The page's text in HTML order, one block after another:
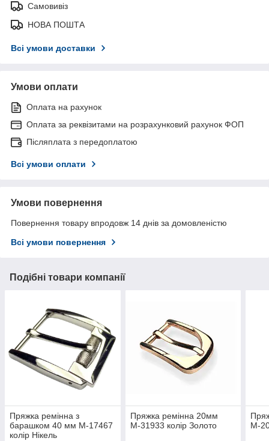
Самовивіз
НОВА ПОШТА
Всі умови доставки
Умови оплати
Оплата на рахунок
Оплата за реквізитами на розрахунковий рахунок ФОП
Післяплата з передоплатою
Всі умови оплати
Умови повернення
Повернення товару впродовж 14 днів за домовленістю
Всі умови повернення
Подібні товари компанії
Пряжка ремінна з
барашком 40 мм М-17467
колір Нікель
Пряжка ремінна 20мм
М-31933 колір Золото
М-